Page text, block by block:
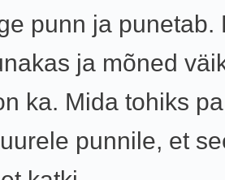
punn ja punetab.
ja mõned
ka. Mida tohiks
punnile, et